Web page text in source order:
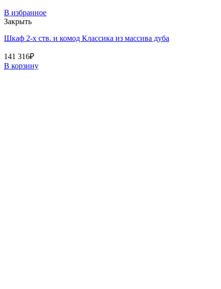
В избранное
Закрыть
Шкаф 2-х ств. и комод Классика из массива дуба
141 316₽
В корзину